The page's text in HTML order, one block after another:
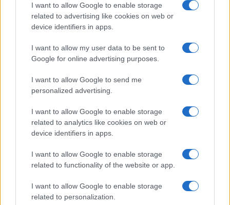
I want to allow Google to enable storage
related to advertising like cookies on web or
device identifiers in apps.
I want to allow my user data to be sent to
Google for online advertising purposes.
I want to allow Google to send me
personalized advertising.
I want to allow Google to enable storage
related to analytics like cookies on web or
device identifiers in apps.
I want to allow Google to enable storage
related to functionality of the website or app.
I want to allow Google to enable storage
related to personalization.
El 8 de abril de 2026, el cielo…
Guía práctica para implementar principios
Explora los fundamentos para crear sistemas de IA…